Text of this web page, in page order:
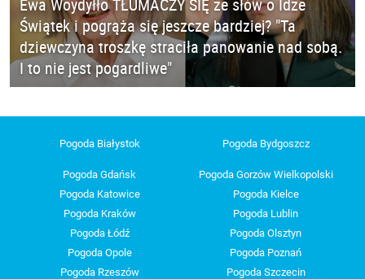
Świątek i pogrąża się jeszcze bardziej? "Ta
dziewczyna troszkę straciła panowanie nad sobą.
I to nie jest pogardliwe"
Pogoda Białystok Pogoda Bydgoszcz
Pogoda Gdańsk
Pogoda Gorzów Wielkopolski
Pogoda Katowice
Pogoda Kielce
Pogoda Kraków
Pogoda Lublin
Pogoda Łódź
Pogoda Olsztyn
Pogoda Opole
Pogoda Poznań
Pogoda Rzeszów
Pogoda Szczecin